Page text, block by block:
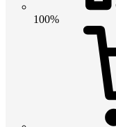
100%